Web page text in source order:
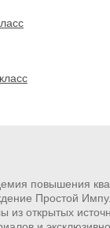
повышения
Простой
открытых